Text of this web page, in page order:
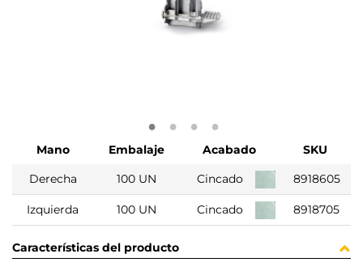
Mano Embalaje Acabado
SKU
Derecha
100 UN Cincado 8918605
Izquierda 100 UN Cincado 8918705
Características del producto